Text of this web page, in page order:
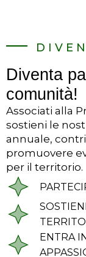
Diventa
comunità!
Associati alla
sostieni le
annuale,
promuovere
per il territorio.
ENTRA